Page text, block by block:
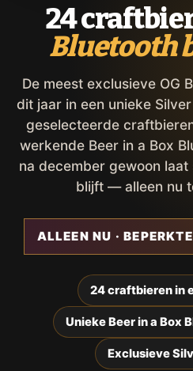
24
Bluetooth
De meest exclusieve OG
dit jaar in een unieke
geselecteerde
werkende Beer in a Box
na december gewoon
blijft — alleen nu
ALLEEN NU ·
24 craftbieren in
Unieke Beer in a Box
Exclusieve